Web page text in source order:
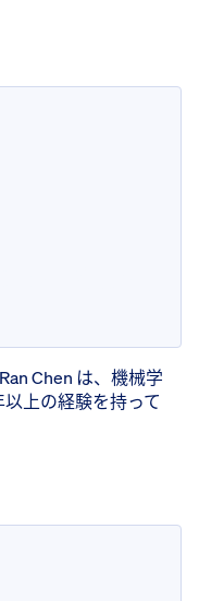
Chen は、機械学
上の経験を持って